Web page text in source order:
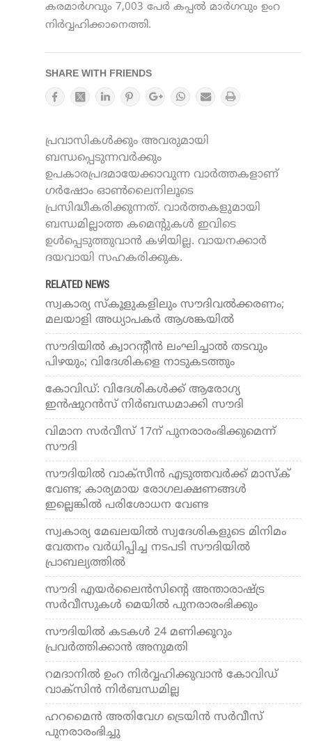
കരമാര്‍ഗവും 7,003 പേര്‍ കപ്പല്‍ മാര്‍ഗവും ഉംറ
നിര്‍വ്വഹിക്കാനെത്തി.
SHARE WITH FRIENDS
പ്രവാസികൾക്കും അവരുമായി
ബന്ധപ്പെടുന്നവർക്കും
ഉപകാരപ്രദമായേക്കാവുന്ന വാർത്തകളാണ്
ഗർഷോം ഓൺലൈനിലൂടെ
പ്രസിദ്ധീകരിക്കുന്നത്. വാർത്തകളുമായി
ബന്ധമില്ലാത്ത കമെന്റുകൾ ഇവിടെ
ഉൾപ്പെടുത്തുവാൻ കഴിയില്ല. വായനക്കാർ
ദയവായി സഹകരിക്കുക.
RELATED NEWS
സ്വകാര്യ സ്‌കൂളുകളിലും സൗദിവല്‍ക്കരണം;
മലയാളി അധ്യാപകര്‍ ആശങ്കയില്‍
സൗദിയില്‍ ക്വാറന്റീന്‍ ലംഘിച്ചാല്‍ തടവും
പിഴയും; വിദേശികളെ നാടുകടത്തും
കോവിഡ്: വിദേശികള്‍ക്ക് ആരോഗ്യ
ഇന്‍ഷുറന്‍സ് നിര്‍ബന്ധമാക്കി സൗദി
വിമാന സര്‍വീസ് 17ന് പുനരാരംഭിക്കുമെന്ന്
സൗദി
സൗദിയില്‍ വാക്‌സീന്‍ എടുത്തവര്‍ക്ക് മാസ്‌ക്
വേണ്ട; കാര്യമായ രോഗലക്ഷണങ്ങള്‍
ഇല്ലെങ്കില്‍ പരിശോധന വേണ്ട
സ്വകാര്യ മേഖലയില്‍ സ്വദേശികളുടെ മിനിമം
വേതനം വര്‍ധിപ്പിച്ച നടപടി സൗദിയില്‍
പ്രാബല്യത്തില്‍
സൗദി എയര്‍ലൈന്‍സിന്റെ അന്താരാഷ്ട്ര
സര്‍വീസുകള്‍ മെയില്‍ പുനരാരംഭിക്കും
സൗദിയില്‍ കടകള്‍ 24 മണിക്കൂറും
പ്രവര്‍ത്തിക്കാന്‍ അനുമതി
റമദാനില്‍ ഉംറ നിര്‍വ്വഹിക്കുവാന്‍ കോവിഡ്
വാക്സിന്‍ നിര്‍ബന്ധമില്ല
ഹറമൈന്‍ അതിവേഗ ട്രെയിന്‍ സര്‍വീസ്
പുനരാരംഭിച്ചു